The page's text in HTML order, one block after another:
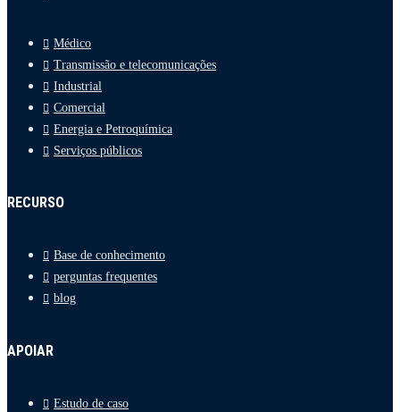
Médico
Transmissão e telecomunicações
Industrial
Comercial
Energia e Petroquímica
Serviços públicos
RECURSO
Base de conhecimento
perguntas frequentes
blog
APOIAR
Estudo de caso